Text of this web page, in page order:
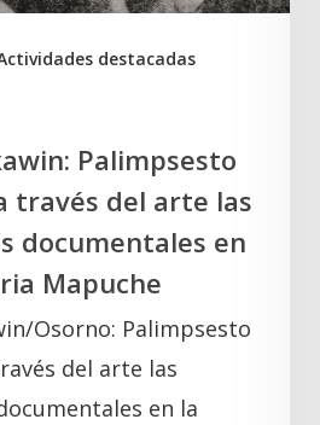
destacadas
Palimpsesto
través del arte las
documentales en
Mapuche
Osorno: Palimpsesto
del arte las
en la